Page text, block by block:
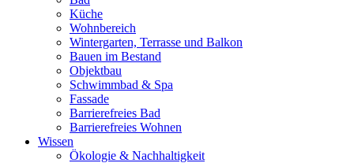
Küche
Wohnbereich
Wintergarten, Terrasse und Balkon
Bauen im Bestand
Objektbau
Schwimmbad & Spa
Fassade
Barrierefreies Bad
Barrierefreies Wohnen
Wissen
Ökologie & Nachhaltigkeit